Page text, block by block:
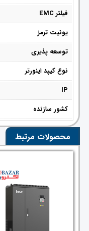
فیلتر EMC
یونیت ترمز
توسعه پذیری
نوع کیپد اینورتر
IP
کشور سازنده
محصولات مرتبط